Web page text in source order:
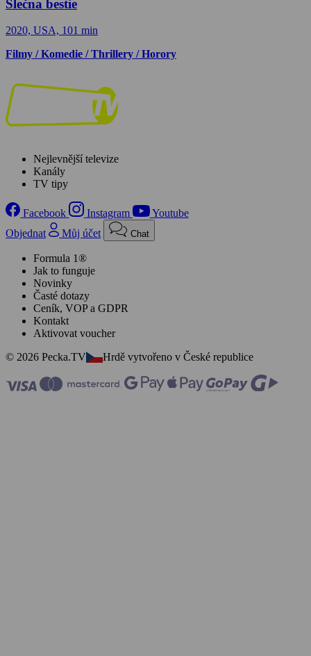
Slečna bestie
2020, USA, 101 min
Filmy / Komedie / Thrillery / Horory
Nejlevnější televize
Kanály
TV tipy
Facebook Instagram
Youtube
Objednat
Můj účet Chat
Formula 1®
Jak to funguje
Novinky
Časté dotazy
Ceník, VOP a GDPR
Kontakt
Aktivovat voucher
© 2026 Pecka.TV
Hrdě vytvořeno v České republice